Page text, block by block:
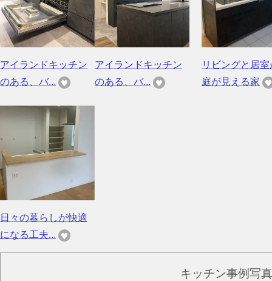
アイランドキッチン
のある、バ...
アイランドキッチン
のある、バ...
リビングと居室
庭が見える家
日々の暮らしが快適
になる工夫...
キッチン事例写